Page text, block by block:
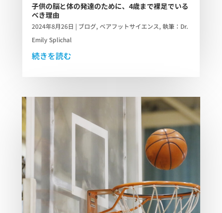
子供の脳と体の発達のために、4歳まで裸足でいる
べき理由
2024年8月26日 | ブログ, ベアフットサイエンス, 執筆：Dr.
Emily Splichal
続きを読む